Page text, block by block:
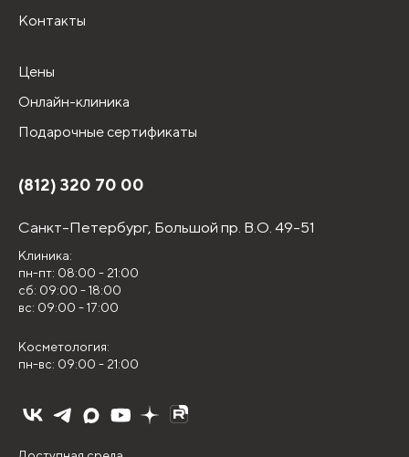
Контакты
Цены
Онлайн-клиника
Подарочные сертификаты
(812) 320 70 00
Санкт-Петербург, Большой пр. В.О. 49-51
Клиника:
пн-пт: 08:00 - 21:00
сб: 09:00 - 18:00
вс: 09:00 - 17:00
Косметология:
пн-вс: 09:00 - 21:00